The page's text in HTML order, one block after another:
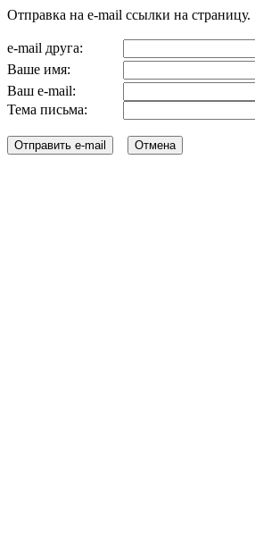
Отправка на e-mail ссылки на страницу.
e-mail друга:
Ваше имя:
Ваш e-mail:
Тема письма: